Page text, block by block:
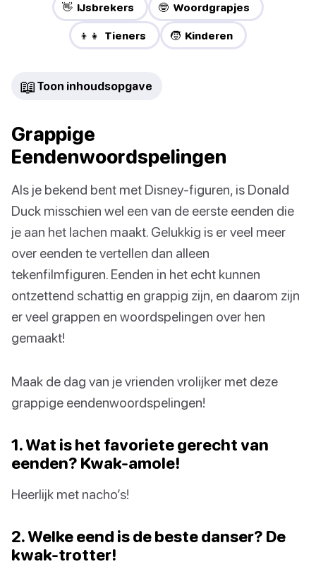
👋 IJsbrekers 🤓 Woordgrapjes
👦👧 Tieners 🧒 Kinderen
📖 Toon inhoudsopgave
Grappige
Eendenwoordspelingen
Als je bekend bent met Disney-figuren, is Donald
Duck misschien wel een van de eerste eenden die
je aan het lachen maakt. Gelukkig is er veel meer
over eenden te vertellen dan alleen
tekenfilmfiguren. Eenden in het echt kunnen
ontzettend schattig en grappig zijn, en daarom zijn
er veel grappen en woordspelingen over hen
gemaakt!
Maak de dag van je vrienden vrolijker met deze
grappige eendenwoordspelingen!
1. Wat is het favoriete gerecht van
eenden? Kwak-amole!
Heerlijk met nacho’s!
2. Welke eend is de beste danser? De
kwak-trotter!